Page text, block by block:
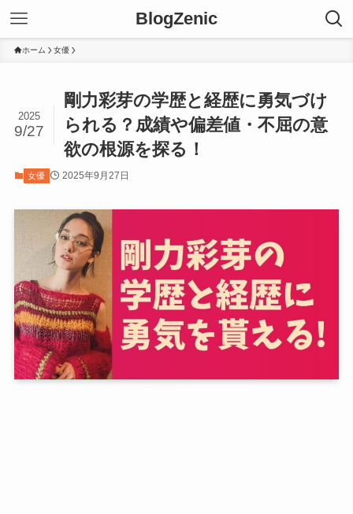
BlogZenic
ホーム 女優
剛力彩芽の学歴と経歴に勇気づけ
られる？成績や偏差値・不屈の意
欲の根源を探る！
2025
9/27
女優 2025年9月27日